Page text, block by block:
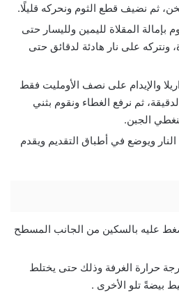
ثم نضيف قطع الثوم ونحركه قليلًا.
بإمالة المقلاة لليمين ولليسار حتى
ونتركه على نار هادئة لدقائق حتى
والإيدام على نصف الأومليت فقط
ثم نرفع الغطاء ونقوم بثني
الجبن.
ويوضع في أطباق التقديم ويقدم
عليه بالسكين من الجانب المسطح
حرارة الغرفة وذلك حتى يختلط
بيضةً تلو الأخرى .